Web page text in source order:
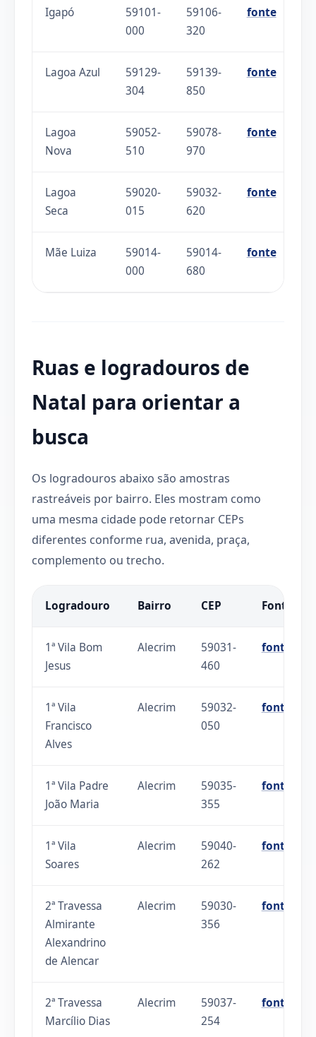
Igapó
59101-
000
59106-
320
fonte
Lagoa Azul
59129-
304
59139-
850
fonte
Lagoa
Nova
59052-
510
59078-
970
fonte
Lagoa
Seca
59020-
015
59032-
620
fonte
Mãe Luiza
59014-
000
59014-
680
fonte
Ruas e logradouros de
Natal para orientar a
busca
Os logradouros abaixo são amostras
rastreáveis por bairro. Eles mostram como
uma mesma cidade pode retornar CEPs
diferentes conforme rua, avenida, praça,
complemento ou trecho.
Logradouro Bairro CEP Fonte
1ª Vila Bom
Jesus
Alecrim
59031-
460
fonte
1ª Vila
Francisco
Alves
Alecrim
59032-
050
fonte
1ª Vila Padre
João Maria
Alecrim
59035-
355
fonte
1ª Vila
Soares
Alecrim
59040-
262
fonte
2ª Travessa
Almirante
Alexandrino
de Alencar
Alecrim
59030-
356
fonte
2ª Travessa
Marcílio Dias
Alecrim
59037-
254
fonte